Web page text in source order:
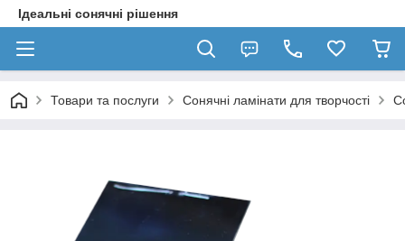
Ідеальні сонячні рішення
Товари та послуги Сонячні ламінати для творчості